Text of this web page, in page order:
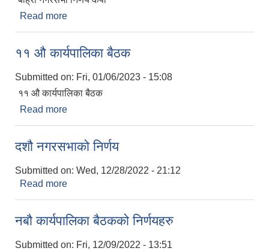
Read more
११ औ कार्यपालिका बैठक
Submitted on: Fri, 01/06/2023 - 15:08
११ औ कार्यपालिका बैठक
Read more
दशौ नगरसभाको निर्णय
Submitted on: Wed, 12/28/2022 - 21:12
Read more
नबौ कार्यपालिका बैठकको निर्णयहरु
Submitted on: Fri, 12/09/2022 - 13:51